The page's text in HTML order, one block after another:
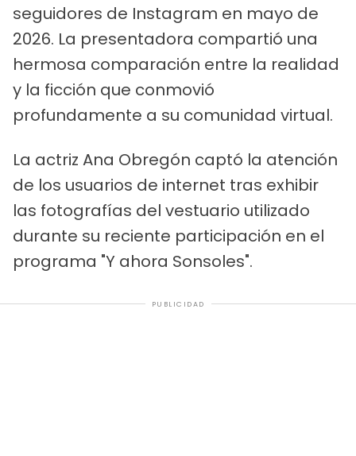
seguidores de Instagram en mayo de
2026. La presentadora compartió una
hermosa comparación entre la realidad
y la ficción que conmovió
profundamente a su comunidad virtual.
La actriz Ana Obregón captó la atención
de los usuarios de internet tras exhibir
las fotografías del vestuario utilizado
durante su reciente participación en el
programa "Y ahora Sonsoles".
PUBLICIDAD